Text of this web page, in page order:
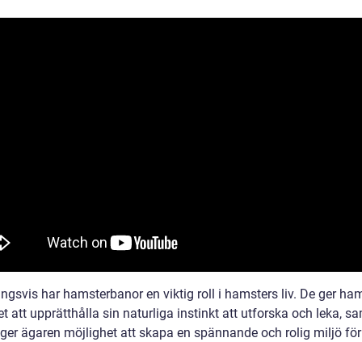
har hamsterbanor en viktig roll i hamsters liv. De ger
att upprätthålla sin naturliga instinkt att utforska och leka,
ägaren möjlighet att skapa en spännande och rolig miljö